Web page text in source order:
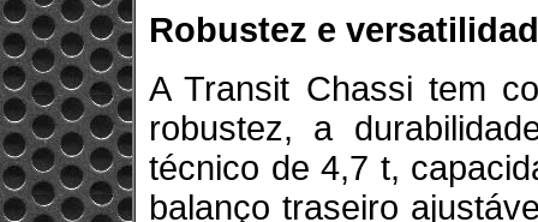
Robustez e
A Transit Chassi tem
robustez, a
técnico de 4,7 t,
balanço traseiro